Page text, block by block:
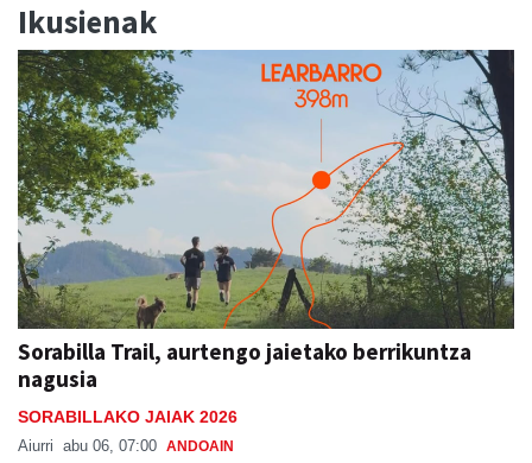
Ikusienak
Sorabilla Trail, aurtengo jaietako berrikuntza
nagusia
SORABILLAKO JAIAK 2026
Aiurri abu 06, 07:00 ANDOAIN